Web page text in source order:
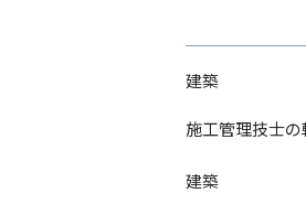
建築
施工管理技士
建築